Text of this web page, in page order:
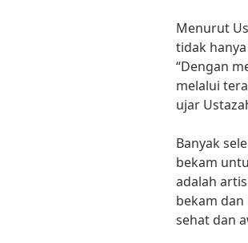
Menurut
tidak
“Dengan
melalui
ujar
Banyak
bekam
adalah
bekam
sehat dan